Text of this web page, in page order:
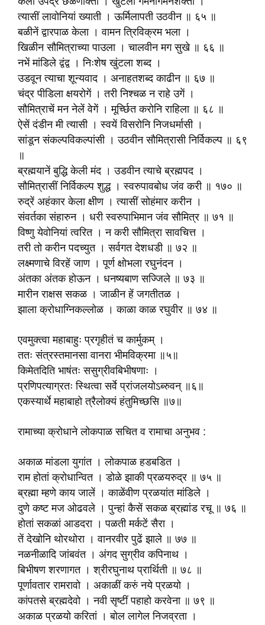
त्यासीं लावोनियां ख्याती । ऊर्मिलापती उठवीन ॥ ६५ ॥
बळीनें द्वारपाळ केला । वामन त्रिविक्रम भला ।
खिळीन सौ‍मित्राच्या पाउला । चालवीन मग सुखे ॥ ६६ ॥
नभें मांडिले द्वंद्व । निःशेष खुंटला शब्द ।
उडवून त्याचा शून्यवाद । अनाहतशब्द काढीन ॥ ६७ ॥
चंद्र पीडिला क्षयरोगें । तरी निश्चळ न राहे उगें ।
सौ‍मित्राचें मन नेलें वेगें । मूर्च्छित करोनि राहिला ॥ ६८ ॥
ऐसें दंडीन मी त्यासी । स्वयें विसरोनि निजधर्मासी ।
सांडून संकल्पविकल्पांसी । उठवीन सौ‍मित्रासी निर्विकल्प ॥ ६९
॥
ब्रह्मयानें बुद्धि केली मंद । उडवीन त्याचे ब्रह्मपद ।
सौ‍मित्रासीं निर्विकल्प शुद्ध । स्वरुपावबोध जंव करी ॥ १७० ॥
रुद्रें अहंकार केला क्षीण । त्यासीं सोहंमार करीन ।
संवर्तका संहारुन । धरी स्वरुपाभिमान जंव सौ‍मित्र ॥ ७१ ॥
विष्णु येवोनियां त्वरित । न करी सौ‍मित्रा सावचित्त ।
तरी तो करीन पदच्युत । सर्वगत देशधडी ॥ ७२ ॥
लक्ष्मणाचे विरहें जाण । पूर्ण क्षोभला रघुनंदन ।
अंतका अंतक होऊन । धनष्यबाण सज्जिले ॥ ७३ ॥
मारीन राक्षस सकळ । जाळीन हें जगतीतळ ।
झाला क्रोधाग्निकल्लोळ । काळा काळ रघुवीर ॥ ७४ ॥
एवमुक्त्वा महाबाहुः प्रगृहीतं च कार्मुकम् ।
ततः संत्रस्तमानसा वानरा भीमविक्रमा ॥५॥
किमेतदिति भाषंतः ससुग्रीवबिभीषणाः ।
प्रणिपत्याग्रतः स्थित्वा सर्वे प्रांजलयोऽब्‍रुवन् ॥६॥
एकस्यार्थे महाबाहो त्रैलोक्यं हंतुमिच्छसि ॥७॥
रामाच्या क्रोधाने लोकपाळ सचित व रामाचा अनुभव :
अकाळ मांडला युगांत । लोकपाळ हडबडित ।
राम होतां क्रोधान्वित । डोळे झाकी प्रळयरुद्र ॥ ७५ ॥
ब्रह्मा म्हणे काय जालें । काळेंवीण प्रळयांत मांडिले ।
दुणे कष्ट मज ओढवले । पुन्हां कैसें सकळ ब्रह्मांड रचू ॥ ७६ ॥
होतां सकळां आडदरा । पळती मर्कटें सैरा ।
तें देखोनि थोरथोरा । वानरवीर पुढें झाले ॥ ७७ ॥
नळनीळादि जांबवंत । अंगद सुग्रीव कपिनाथ ।
बिभीषण शरणागत । श्रीरघुनाथ प्रार्थिती ॥ ७८ ॥
पूर्णावतार रामरावो । अकाळीं करुं नये प्रळयो ।
कांपतसे ब्रह्मदेवो । नवी सृष्टीं पहाहो करवेना ॥ ७९ ॥
अकाळ प्रळयो करितां । बोल लागेल निजव्रता ।